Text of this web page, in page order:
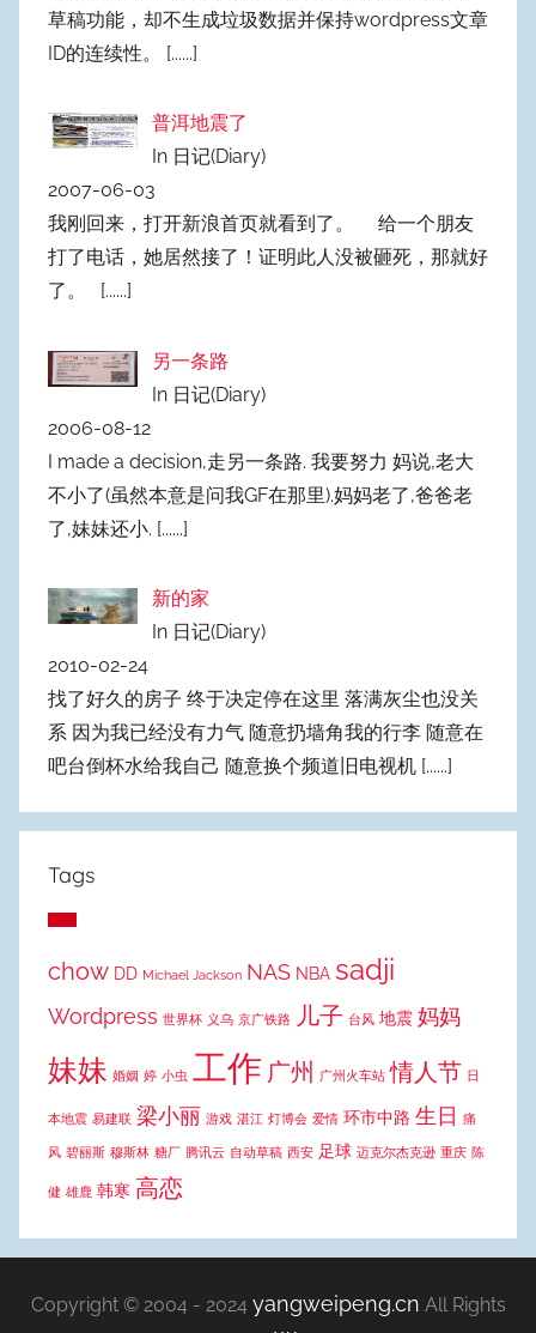
草稿功能，却不生成垃圾数据并保持wordpress文章
ID的连续性。 [......]
普洱地震了
In 日记(Diary)
2007-06-03
我刚回来，打开新浪首页就看到了。 给一个朋友
打了电话，她居然接了！证明此人没被砸死，那就好
了。
[......]
另一条路
In 日记(Diary)
2006-08-12
I made a decision,走另一条路. 我要努力 妈说,老大
不小了(虽然本意是问我GF在那里).妈妈老了,爸爸老
了,妹妹还小. [......]
新的家
In 日记(Diary)
2010-02-24
找了好久的房子 终于决定停在这里 落满灰尘也没关
系 因为我已经没有力气 随意扔墙角我的行李 随意在
吧台倒杯水给我自己 随意换个频道旧电视机 [......]
Tags
chow DD Michael Jackson NAS NBA sadji
Wordpress 世界杯 义乌 京广铁路 儿子 台风 地震 妈妈
妹妹 婚姻 婷 小虫 工作 广州 广州火车站 情人节 日
本地震 易建联 梁小丽 游戏 湛江 灯博会 爱情 环市中路 生日 痛
风 碧丽斯 穆斯林 糖厂 腾讯云 自动草稿 西安 足球 迈克尔杰克逊 重庆 陈
健 雄鹿 韩寒 高恋
Copyright © 2004 - 2024 yangweipeng.cn All Rights